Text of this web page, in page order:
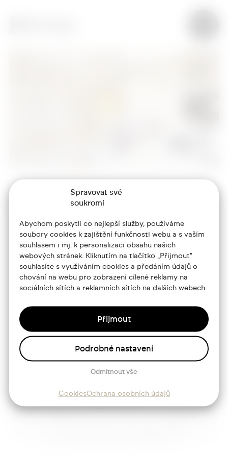
Spravovat své
soukromí
Abychom poskytli co nejlepší služby, používáme
soubory cookies k zajištění funkčnosti webu a s vaším
souhlasem i mj. k personalizaci obsahu našich
webových stránek. Kliknutím na tlačítko „Přijmout“
souhlasíte s využíváním cookies a předáním údajů o
chování na webu pro zobrazení cílené reklamy na
sociálních sítích a reklamních sítích na dalších webech.
Přijmout
Odmítnout vše
Podrobné nastavení
CookiesOchrana osobních údajů
Portfolio
O mně
Služby
Blog
Kontakt
+420 773 986 416
jtdesign@joseftrakal.cz